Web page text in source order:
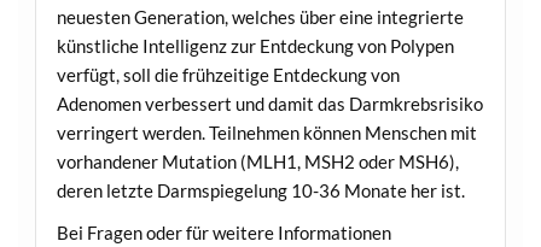
neuesten Generation, welches über eine integrierte
künstliche Intelligenz zur Entdeckung von Polypen
verfügt, soll die frühzeitige Entdeckung von
Adenomen verbessert und damit das Darmkrebsrisiko
verringert werden. Teilnehmen können Menschen mit
vorhandener Mutation (MLH1, MSH2 oder MSH6),
deren letzte Darmspiegelung 10-36 Monate her ist.
Bei Fragen oder für weitere Informationen